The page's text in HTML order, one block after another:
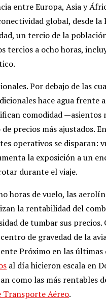
entre Europa, Asia y
global, desde la
un tercio de la
tercios a ocho horas,
Por debajo de las
hace agua frente
comodidad —asientos
precios más ajustados.
operativos se disparan:
la exposición a un
durante el viaje.
horas de vuelo, las
la rentabilidad del
de tumbar sus precios.
de gravedad de la
Próximo en las últimas
al día hicieron escala en
como las más rentables
Transporte Aéreo.